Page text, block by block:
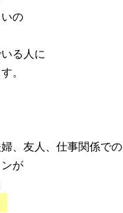
の
る人に
。
、友人、仕事関係での
が